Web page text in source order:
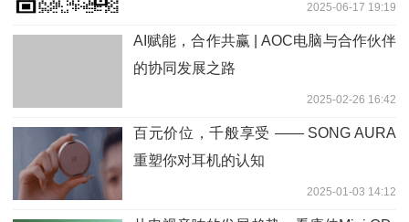
2025-06-17 19:19
AI赋能，合作共赢 | AOC电脑与合作伙伴
的协同发展之路
2025-02-26 16:42
百元价位，千般享受 —— SONG AURA
重塑你对耳机的认知
2025-01-03 14:12